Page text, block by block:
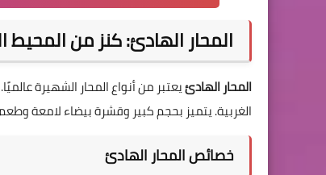
المحار الهادئ: كنز من المحيط
المحار الهادئيعتبر من أنواع المحار الشهيرة
الغربية. يتميز بحجم كبير وقشرة بيضاء لامعة
خصائص المحار الهادئ